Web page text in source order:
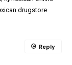
drugstore
Reply